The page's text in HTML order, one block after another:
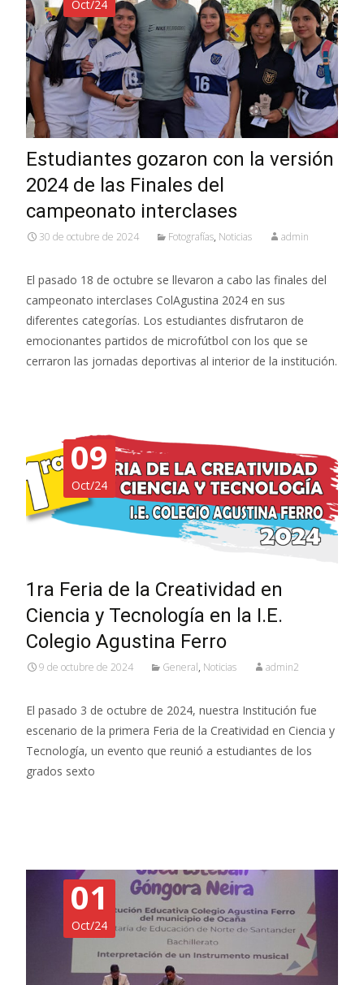
Oct/24
Estudiantes gozaron con la versión
2024 de las Finales del
campeonato interclases
30 de octubre de 2024 Fotografías, Noticias admin
El pasado 18 de octubre se llevaron a cabo las finales del
campeonato interclases ColAgustina 2024 en sus
diferentes categorías. Los estudiantes disfrutaron de
emocionantes partidos de microfútbol con los que se
cerraron las jornadas deportivas al interior de la institución.
09
Oct/24
1ra Feria de la Creatividad en
Ciencia y Tecnología en la I.E.
Colegio Agustina Ferro
9 de octubre de 2024 General, Noticias admin2
El pasado 3 de octubre de 2024, nuestra Institución fue
escenario de la primera Feria de la Creatividad en Ciencia y
Tecnología, un evento que reunió a estudiantes de los
grados sexto
01
Oct/24